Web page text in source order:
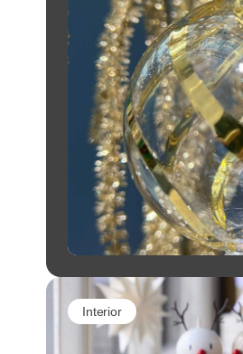
Interior